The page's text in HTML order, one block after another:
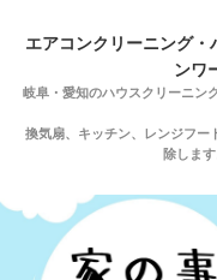
エアコンクリーニング・
ンワ
岐阜・愛知のハウスクリーニン
換気扇、キッチン、レンジフー
除しま